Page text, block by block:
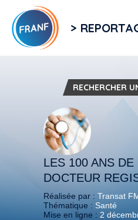
>
RECHERCHER
LES 100 ANS DE
DOCTEUR
Réalisée par : Transat
Thématique : Santé
Mise en ligne : 2